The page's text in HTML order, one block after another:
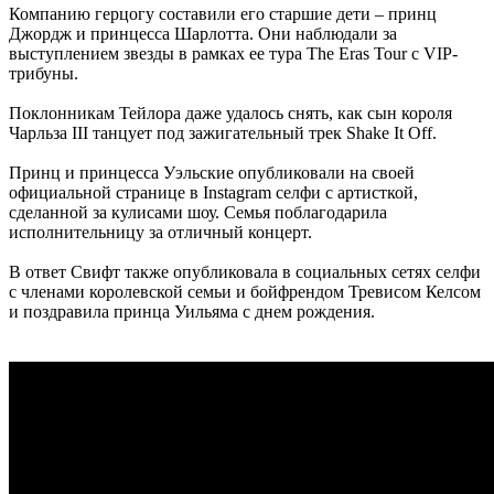
Компанию герцогу составили его старшие дети – принц
Джордж и принцесса Шарлотта. Они наблюдали за
выступлением звезды в рамках ее тура The Eras Tour с VIP-
трибуны.
Поклонникам Тейлора даже удалось снять, как сын короля
Чарльза III танцует под зажигательный трек Shake It Off.
Принц и принцесса Уэльские опубликовали на своей
официальной странице в Instagram селфи с артисткой,
сделанной за кулисами шоу. Семья поблагодарила
исполнительницу за отличный концерт.
В ответ Свифт также опубликовала в социальных сетях селфи
с членами королевской семьи и бойфрендом Тревисом Келсом
и поздравила принца Уильяма с днем ​​рождения.